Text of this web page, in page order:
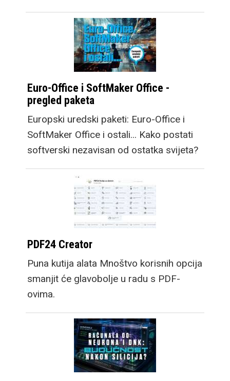
Euro-Office i SoftMaker Office -
pregled paketa
Europski uredski paketi: Euro-Office i
SoftMaker Office i ostali... Kako postati
softverski nezavisan od ostatka svijeta?
PDF24 Creator
Puna kutija alata Mnoštvo korisnih opcija
smanjit će glavobolje u radu s PDF-
ovima.